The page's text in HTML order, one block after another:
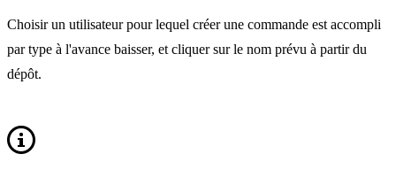
Choisir un utilisateur pour lequel créer une commande est accompli
par type à l'avance baisser, et cliquer sur le nom prévu à partir du
dépôt.